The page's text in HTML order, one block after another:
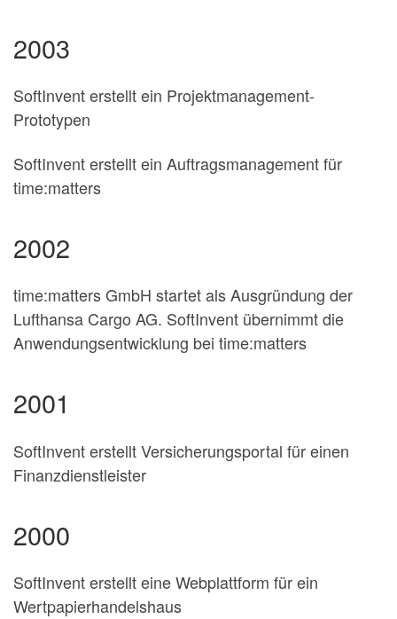
2003
SoftInvent erstellt ein Projektmanagement-
Prototypen
SoftInvent erstellt ein Auftragsmanagement für
time:matters
2002
time:matters GmbH startet als Ausgründung der
Lufthansa Cargo AG. SoftInvent übernimmt die
Anwendungsentwicklung bei time:matters
2001
SoftInvent erstellt Versicherungsportal für einen
Finanzdienstleister
2000
SoftInvent erstellt eine Webplattform für ein
Wertpapierhandelshaus